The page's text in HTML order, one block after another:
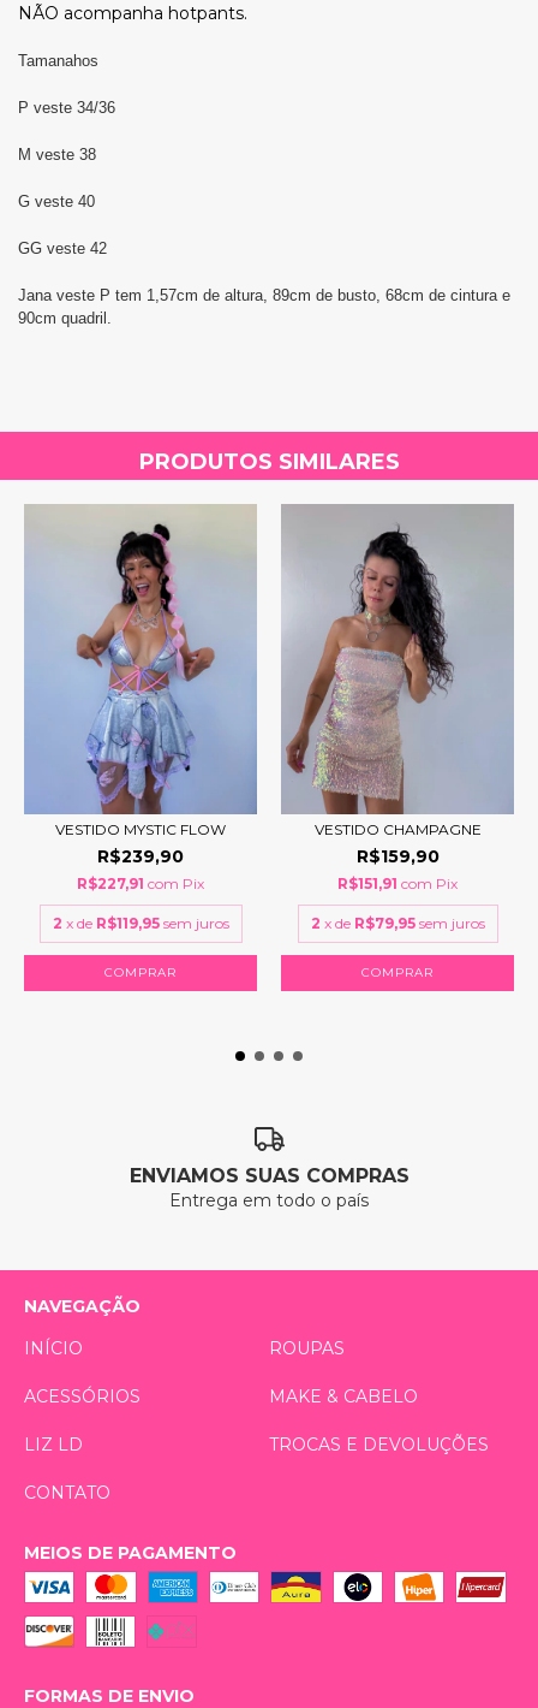
NÃO acompanha hotpants.
Tamanahos
P veste 34/36
M veste 38
G veste 40
GG veste 42
Jana veste P tem 1,57cm de altura, 89cm de busto, 68cm de cintura e
90cm quadril.
PRODUTOS SIMILARES
VESTIDO MYSTIC FLOW
R$239,90
R$227,91 com Pix
2 x de R$119,95 sem juros
COMPRAR
VESTIDO CHAMPAGNE
R$159,90
R$151,91 com Pix
2 x de R$79,95 sem juros
COMPRAR
ENVIAMOS SUAS COMPRAS
Entrega em todo o país
NAVEGAÇÃO
INÍCIO
ROUPAS
ACESSÓRIOS MAKE & CABELO
LIZ LD TROCAS E DEVOLUÇÕES
CONTATO
MEIOS DE PAGAMENTO
FORMAS DE ENVIO